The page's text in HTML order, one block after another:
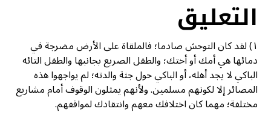
التعليق
١) لقد كان التوحش صادما؛ فالملقاة على الأرض مضرجة في
دمائها هي أمك أو أختك؛ والطفل الصريع بجانبها والطفل التائه
الباكي لا يجد أهله، أو الباكي حول جثة والدته؛ لم يواجهوا هذه
المصائر إلا لكونهم مسلمين. ولأنهم يمثلون الوقوف أمام مشاريع
مختلفة؛ مهما كان اختلافك معهم وانتقادك لمواقفهم.